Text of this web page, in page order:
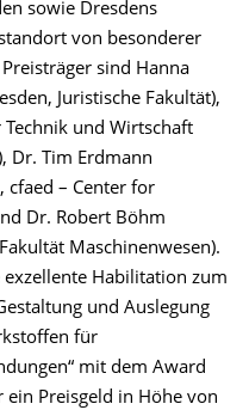
sowie Dresdens
von besonderer
sind Hanna
Juristische Fakultät),
und Wirtschaft
Dr. Tim Erdmann
cfaed – Center for
Dr. Robert Böhm
Maschinenwesen).
Habilitation zum
und Auslegung
für
mit dem Award
ein Preisgeld in Höhe von